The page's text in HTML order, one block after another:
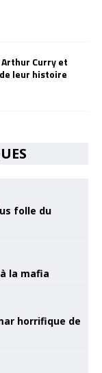
Curry et
leur histoire
folle du
la mafia
horrifique de